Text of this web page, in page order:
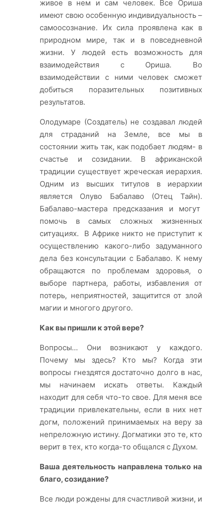
живое в нем и сам человек. Все Ориша
имеют свою особенную индивидуальность –
самоосознание. Их сила проявлена как в
природном мире, так и в повседневной
жизни. У людей есть возможность для
взаимодействия с Ориша. Во
взаимодействии с ними человек сможет
добиться поразительных позитивных
результатов.
Олодумаре (Создатель) не создавал людей
для страданий на Земле, все мы в
состоянии жить так, как подобает людям- в
счастье и созидании. В африканской
традиции существует жреческая иерархия.
Одним из высших титулов в иерархии
является Олуво Бабалаво (Отец Тайн).
Бабалаво-мастера предсказания и могут
помочь в самых сложных жизненных
ситуациях. В Африке никто не приступит к
осуществлению какого-либо задуманного
дела без консультации с Бабалаво. К нему
обращаются по проблемам здоровья, о
выборе партнера, работы, избавления от
потерь, неприятностей, защитится от злой
магии и многого другого.
Как вы пришли к этой вере?
Вопросы… Они возникают у каждого.
Почему мы здесь? Кто мы? Когда эти
вопросы гнездятся достаточно долго в нас,
мы начинаем искать ответы. Каждый
находит для себя что-то свое. Для меня все
традиции привлекательны, если в них нет
догм, положений принимаемых на веру за
непреложную истину. Догматики это те, кто
верит в тех, кто когда-то общался с Духом.
Ваша деятельность направлена только на
благо, созидание?
Все люди рождены для счастливой жизни, и